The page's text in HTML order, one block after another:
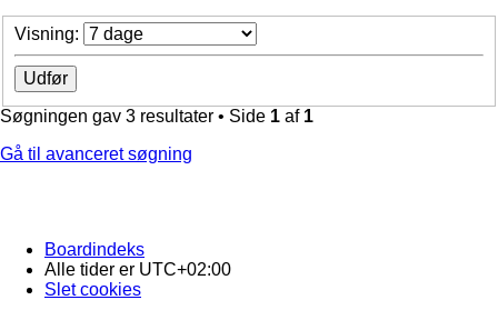
Visning:
Søgningen gav 3 resultater • Side 1 af 1
Gå til avanceret søgning
Boardindeks
Alle tider er UTC+02:00
Slet cookies